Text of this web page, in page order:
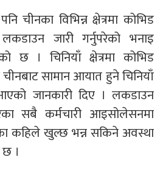
चीनका विभिन्न क्षेत्रमा कोभिड
जारी गर्नुपरेको भनाइ
छ । चिनियाँ क्षेत्रमा कोभिड
सामान आयात हुने चिनियाँ
जानकारी दिए । लकडाउन
सबै कर्मचारी आइसोलेसनमा
कहिले खुल्छ भन्न सकिने अवस्था
।